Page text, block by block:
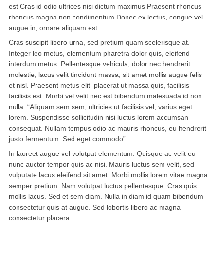
圣荷西
夏威夷
亚特兰大
迈阿密
奥兰多
奥斯汀
匹兹堡
达拉斯
尔湾
us151萌萌私家约炮按摩
est Cras id odio ultrices nisi dictum maximus Praesent rhoncus
rhoncus magna non condimentum Donec ex lectus, congue vel
augue in, ornare aliquam est.
Cras suscipit libero urna, sed pretium quam scelerisque at.
Integer leo metus, elementum pharetra dolor quis, eleifend
interdum metus. Pellentesque vehicula, dolor nec hendrerit
molestie, lacus velit tincidunt massa, sit amet mollis augue felis
et nisl. Praesent metus elit, placerat ut massa quis, facilisis
facilisis est. Morbi vel velit nec est bibendum malesuada id non
nulla. “Aliquam sem sem, ultricies ut facilisis vel, varius eget
lorem. Suspendisse sollicitudin nisi luctus lorem accumsan
consequat. Nullam tempus odio ac mauris rhoncus, eu hendrerit
justo fermentum. Sed eget commodo”
In laoreet augue vel volutpat elementum. Quisque ac velit eu
nunc auctor tempor quis ac nisi. Mauris luctus sem velit, sed
vulputate lacus eleifend sit amet. Morbi mollis lorem vitae magna
semper pretium. Nam volutpat luctus pellentesque. Cras quis
mollis lacus. Sed et sem diam. Nulla in diam id quam bibendum
consectetur quis at augue. Sed lobortis libero ac magna
consectetur placera